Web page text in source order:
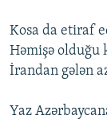
Kosa da etiraf
Həmişə olduğu
İrandan gələn
Yaz